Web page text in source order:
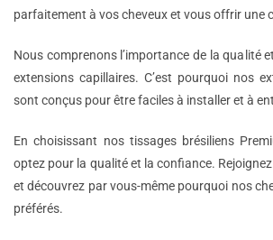
parfaitement à vos cheveux et vous offrir une
Nous comprenons l’importance de la qualité
extensions capillaires. C’est pourquoi nos
sont conçus pour être faciles à installer et à
En choisissant nos tissages brésiliens
optez pour la qualité et la confiance.
et découvrez par vous-même pourquoi nos
préférés.